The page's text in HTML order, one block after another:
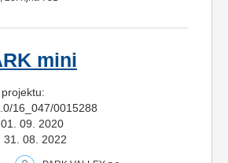
mini
16_047/0015288
09. 2020
31. 08. 2022